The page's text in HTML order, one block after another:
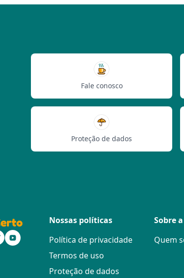
Fale conosco
Proteção de dados
Nossas políticas
Política de privacidade
Termos de uso
Proteção de dados
Sobre
Quem